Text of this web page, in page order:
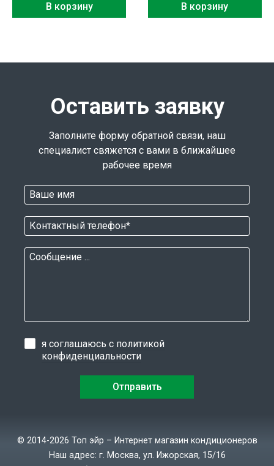
В корзину В корзину
Оставить заявку
Заполните форму обратной связи, наш
специалист свяжется с вами в ближайшее
рабочее время
я соглашаюсь с политикой
конфиденциальности
© 2014-2026 Топ эйр – Интернет магазин кондиционеров
Наш адрес: г. Москва, ул. Ижорская, 15/16